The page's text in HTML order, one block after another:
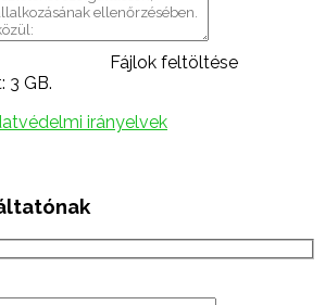
Fájlok feltöltése
3 GB.
irányelvek